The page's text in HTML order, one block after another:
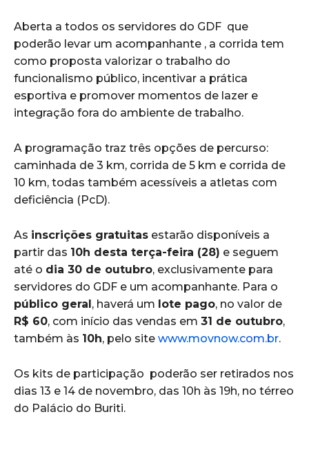
Aberta a todos os servidores do GDF que
poderão levar um acompanhante , a corrida tem
como proposta valorizar o trabalho do
funcionalismo público, incentivar a prática
esportiva e promover momentos de lazer e
integração fora do ambiente de trabalho.
A programação traz três opções de percurso:
caminhada de 3 km, corrida de 5 km e corrida de
10 km, todas também acessíveis a atletas com
deficiência (PcD).
As inscrições gratuitas estarão disponíveis a
partir das 10h desta terça-feira (28) e seguem
até o dia 30 de outubro, exclusivamente para
servidores do GDF e um acompanhante. Para o
público geral, haverá um lote pago, no valor de
R$ 60, com início das vendas em 31 de outubro,
também às 10h, pelo site www.movnow.com.br.
Os kits de participação poderão ser retirados nos
dias 13 e 14 de novembro, das 10h às 19h, no térreo
do Palácio do Buriti.